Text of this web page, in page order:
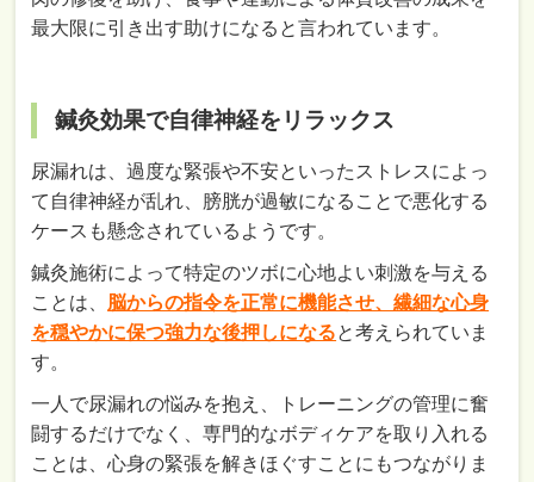
最大限に引き出す助けになると言われています。
鍼灸効果で自律神経をリラックス
尿漏れは、過度な緊張や不安といったストレスによっ
て自律神経が乱れ、膀胱が過敏になることで悪化する
ケースも懸念されているようです。
鍼灸施術によって特定のツボに心地よい刺激を与える
ことは、 脳からの指令を正常に機能させ、繊細な心身
を穏やかに保つ強力な後押しになると考えられていま
す。
一人で尿漏れの悩みを抱え、トレーニングの管理に奮
闘するだけでなく、専門的なボディケアを取り入れる
ことは、心身の緊張を解きほぐすことにもつながりま